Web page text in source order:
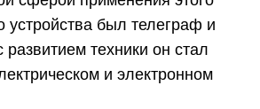
устройства был телеграф и
развитием техники он стал
и электронном